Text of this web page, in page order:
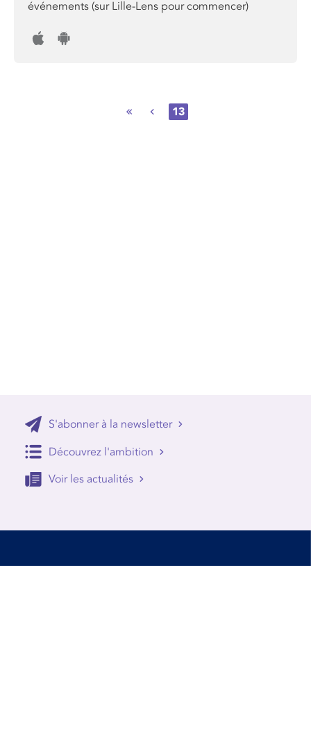
événements (sur Lille-Lens pour commencer)
13
S'abonner à la newsletter
Découvrez l'ambition
Voir les actualités